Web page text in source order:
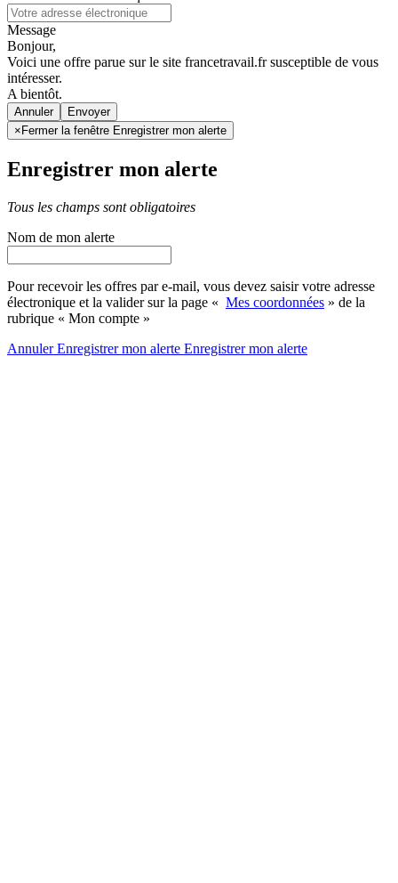
Message
Bonjour,
Voici une offre parue sur le site francetravail.fr susceptible de vous
intéresser.
A bientôt.
Annuler
× Fermer la fenêtre Enregistrer mon alerte
Enregistrer mon alerte
Tous les champs sont obligatoires
Nom de mon alerte
Pour recevoir les offres par e-mail, vous devez saisir votre adresse
électronique et la valider sur la page « Mes coordonnées » de la
rubrique « Mon compte »
AnnulerEnregistrer mon alerte Enregistrermon alerte